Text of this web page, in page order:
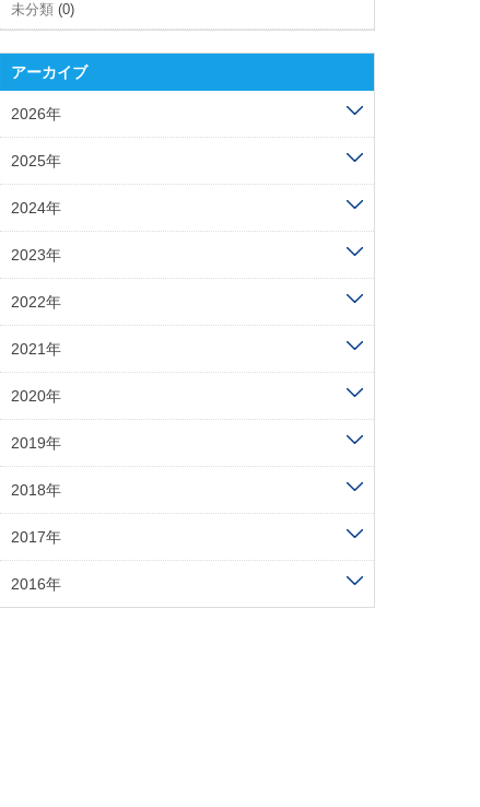
未分類(0)
アーカイブ
2026年
2025年
2024年
2023年
2022年
2021年
2020年
2019年
2018年
2017年
2016年